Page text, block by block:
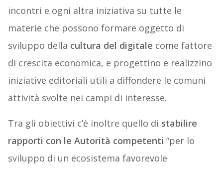
incontri e ogni altra iniziativa su tutte le
materie che possono formare oggetto di
sviluppo della cultura del digitale come fattore
di crescita economica, e progettino e realizzino
iniziative editoriali utili a diffondere le comuni
attività svolte nei campi di interesse.
Tra gli obiettivi c’è inoltre quello di stabilire
rapporti con le Autorità competenti “per lo
sviluppo di un ecosistema favorevole